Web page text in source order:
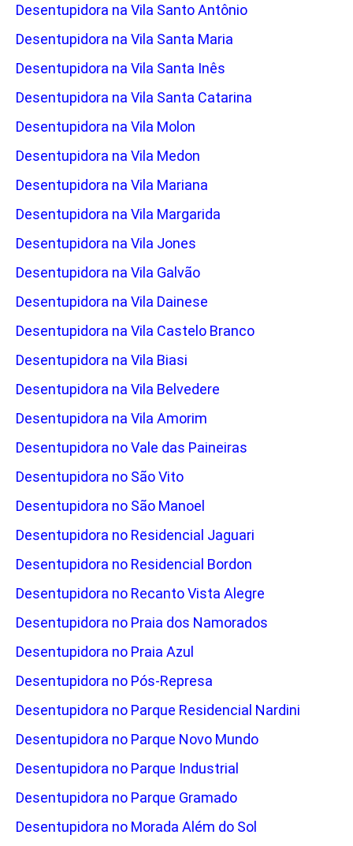
Desentupidora na Vila Santo Antônio
Desentupidora na Vila Santa Maria
Desentupidora na Vila Santa Inês
Desentupidora na Vila Santa Catarina
Desentupidora na Vila Molon
Desentupidora na Vila Medon
Desentupidora na Vila Mariana
Desentupidora na Vila Margarida
Desentupidora na Vila Jones
Desentupidora na Vila Galvão
Desentupidora na Vila Dainese
Desentupidora na Vila Castelo Branco
Desentupidora na Vila Biasi
Desentupidora na Vila Belvedere
Desentupidora na Vila Amorim
Desentupidora no Vale das Paineiras
Desentupidora no São Vito
Desentupidora no São Manoel
Desentupidora no Residencial Jaguari
Desentupidora no Residencial Bordon
Desentupidora no Recanto Vista Alegre
Desentupidora no Praia dos Namorados
Desentupidora no Praia Azul
Desentupidora no Pós-Represa
Desentupidora no Parque Residencial Nardini
Desentupidora no Parque Novo Mundo
Desentupidora no Parque Industrial
Desentupidora no Parque Gramado
Desentupidora no Morada Além do Sol